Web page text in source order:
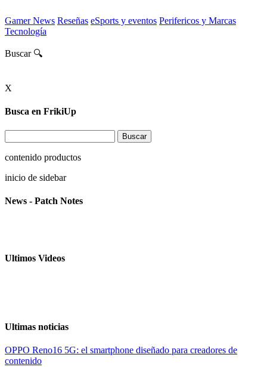
Gamer News Reseñas eSports y eventos Perifericos y Marcas
Tecnología
Buscar 🔍
X
Busca en FrikiUp
contenido productos
inicio de sidebar
News - Patch Notes
Ultimos Videos
Ultimas noticias
OPPO Reno16 5G: el smartphone diseñado para creadores de
contenido